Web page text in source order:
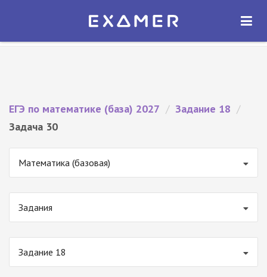
Экзамер — ЕГЭ 2027
ОТКРЫТЬ
ЕГЭ по математике (база) 2027 / Задание 18 /
Задача 30
Математика (базовая)
Задания
Задание 18